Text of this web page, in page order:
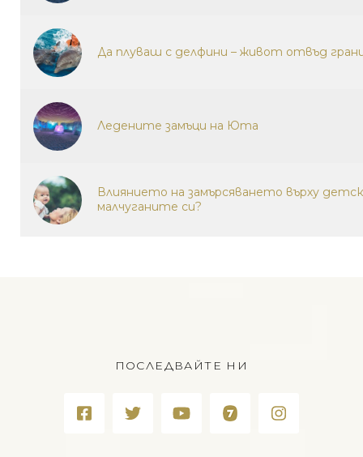
Да плуваш с делфини – живот отвъд
Ледените замъци на Юта
Влиянието на замърсяването върху
малчуганите си?
ПОСЛЕДВАЙТЕ НИ